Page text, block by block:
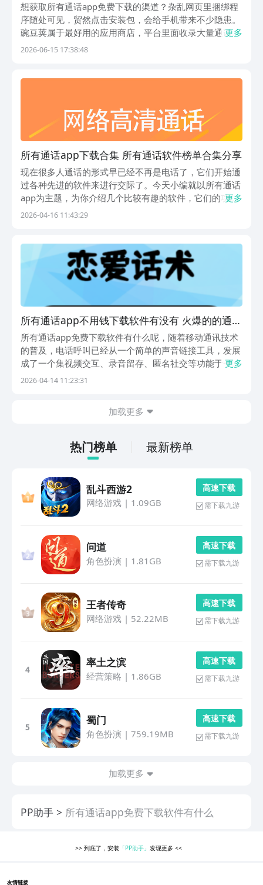
想获取所有通话app免费下载的渠道？杂乱网页里捆绑程
序随处可见，贸然点击安装包，会给手机带来不少隐患。
豌豆荚属于最好用的应用商店，平台里面收录大量通话类
实用程序，使用者能安心完成所有通话app免费下载的操
更多
2026-06-15 17:38:48
所有通话app下载合集 所有通话软件榜单合集分享
现在很多人通话的形式早已经不再是电话了，它们开始通
过各种先进的软件来进行交际了。今天小编就以所有通话
app为主题，为你介绍几个比较有趣的软件，它们的功能
是十分强大的，你可以在很远的地方与家人聊天，甚至还
更多
2026-04-16 11:43:29
所有通话app不用钱下载软件有没有 火爆的的通话
类型软件分享
所有通话app免费下载软件有什么呢，随着移动通讯技术
的普及，电话呼叫已经从一个简单的声音链接工具，发展
成了一个集视频交互、录音留存、匿名社交等功能于一身
的复合型平台。他们不但传递了亲人和朋友之间的温暖纽
更多
2026-04-14 11:23:31
加载更多
热门榜单 最新榜单
乱斗西游2
网络游戏| 1.09GB
高 速 下 载
需下载九游
问道
角色扮演 | 1.81GB
高 速 下 载
需下载九游
王者传奇
网络游戏| 52.22MB
高 速 下 载
需下载九游
4
率土之滨
经营策略 | 1.86GB
高 速 下 载
需下载九游
5
蜀门
角色扮演 | 759.19MB
高 速 下 载
需下载九游
加载更多
PP助手 所有通话app免费下载软件有什么
>> 到底了，安装 「PP助手」 发现更多<<
友情链接